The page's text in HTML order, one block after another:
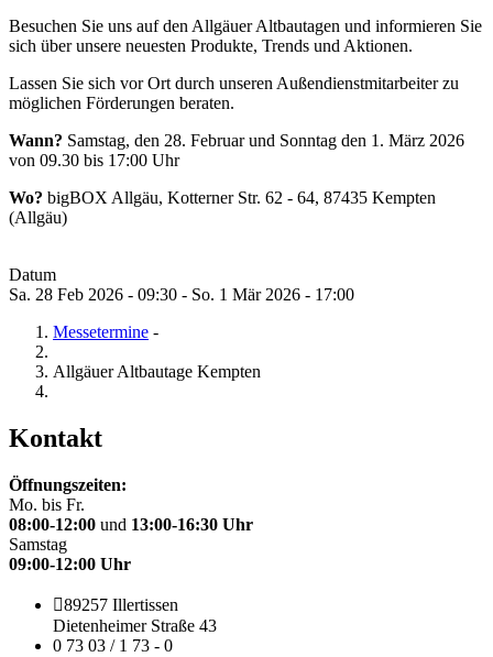
Besuchen Sie uns auf den Allgäuer Altbautagen und informieren Sie
sich über unsere neuesten Produkte, Trends und Aktionen.
Lassen Sie sich vor Ort durch unseren Außendienstmitarbeiter zu
möglichen Förderungen beraten.
Wann? Samstag, den 28. Februar und Sonntag den 1. März 2026
von 09.30 bis 17:00 Uhr
Wo? bigBOX Allgäu, Kotterner Str. 62 - 64, 87435 Kempten
(Allgäu)
Datum
Sa. 28 Feb 2026 - 09:30 - So. 1 Mär 2026 - 17:00
Messetermine -
Allgäuer Altbautage Kempten
Kontakt
Öffnungszeiten:
Mo. bis Fr.
08:00-12:00 und 13:00-16:30 Uhr
Samstag
09:00-12:00 Uhr
89257 Illertissen
Dietenheimer Straße 43
0 73 03 / 1 73 - 0